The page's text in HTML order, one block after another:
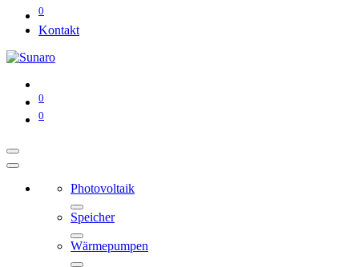
0
Kontakt
0
0
Photovoltaik
Speicher
Wärmepumpen